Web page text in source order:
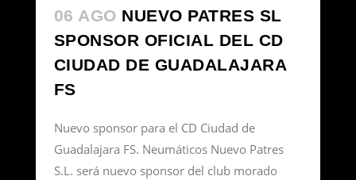
06 AGO NUEVO PATRES SL
SPONSOR OFICIAL DEL CD
CIUDAD DE GUADALAJARA
FS
Nuevo sponsor para el CD Ciudad de
Guadalajara FS. Neumáticos Nuevo Patres
S.L. será nuevo sponsor del club morado